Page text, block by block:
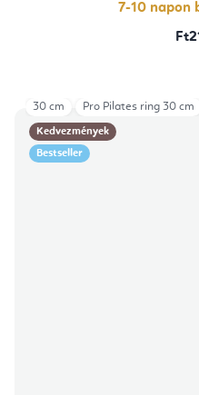
7-10 napon
Kedvezmények
Bestseller
30 cm Pro Pilates ring 30 cm